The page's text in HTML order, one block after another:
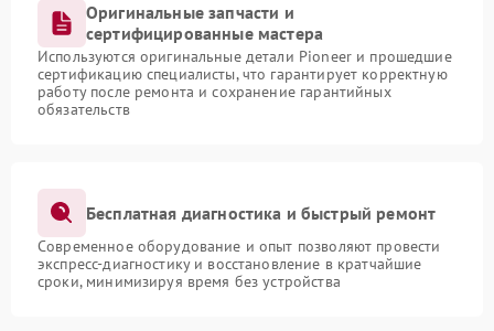
Оригинальные запчасти и
сертифицированные мастера
Используются оригинальные детали Pioneer и прошедшие
сертификацию специалисты, что гарантирует корректную
работу после ремонта и сохранение гарантийных
обязательств
Бесплатная диагностика и быстрый ремонт
Современное оборудование и опыт позволяют провести
экспресс-диагностику и восстановление в кратчайшие
сроки, минимизируя время без устройства